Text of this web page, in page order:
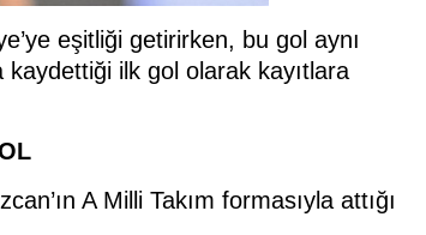
eşitliği getirirken, bu gol aynı
ilk gol olarak kayıtlara
A Milli Takım formasıyla attığı